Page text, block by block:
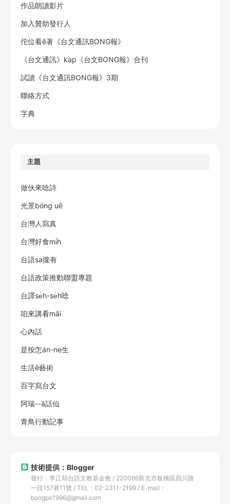
作品朗讀影片
加入贊助發行人
佗位看ē著《台文通訊BONG報》
《台文通訊》kap《台文BONG報》合刊
試讀《台文通訊BONG報》3期
聯絡方式
字典
主題
做伙來唸詩
光景bóng uē
台灣人寫真
台灣好食mi̍h
台語sa攏有
台語政策推動聯盟專題
台譯se̍h-se̍h唸
咱來講看māi
心內話
是按怎án-ne生
生活ê藝術
百字寫台文
阿瑞--ā話仙
青鳥行動記事
技術提供：Blogger
發行：李江却台語文教基金會 / 220066新北市板橋區四川路
一段157巷11號 / TEL：02-2311-2199 / E-mail：
bongpo1996@gmail.com